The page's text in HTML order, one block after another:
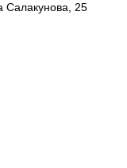
Салакунова, 25